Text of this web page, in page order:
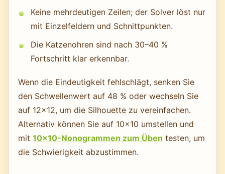
Keine mehrdeutigen Zeilen; der Solver löst nur
mit Einzelfeldern und Schnittpunkten.
Die Katzenohren sind nach 30–40 %
Fortschritt klar erkennbar.
Wenn die Eindeutigkeit fehlschlägt, senken Sie
den Schwellenwert auf 48 % oder wechseln Sie
auf 12×12, um die Silhouette zu vereinfachen.
Alternativ können Sie auf 10×10 umstellen und
mit10×10-Nonogrammen zum Üben testen, um
die Schwierigkeit abzustimmen.